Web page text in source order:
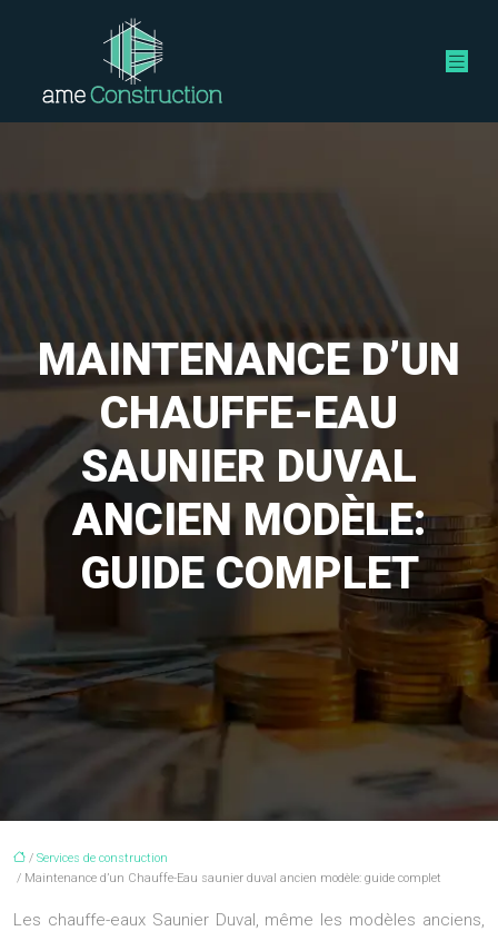
MAINTENANCE D’UN
CHAUFFE-EAU
SAUNIER DUVAL
ANCIEN MODÈLE:
GUIDE COMPLET
/ Services de construction
/ Maintenance d’un Chauffe-Eau saunier duval ancien modèle: guide complet
Les chauffe-eaux Saunier Duval, même les modèles anciens,